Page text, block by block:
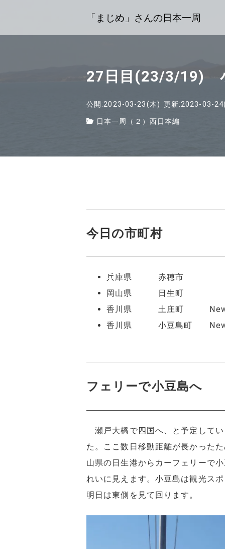
「まじめ」さんの日本一周
27日目(23/3/19)
公開:2023-03-23(木) 更新:2023-03-
日本一周（２）西日本編
今日の市町村
兵庫県 赤穂市
岡山県 日生町
香川県 土庄町 New
香川県 小豆島町
フェリーで小豆島へ
瀬戸大橋で四国へ、と予定して
た。ここ数日移動距離が長かった
山県の日生港からカーフェリーで
れいに見えます。小豆島は観光ス
明日は東側を見て回ります。